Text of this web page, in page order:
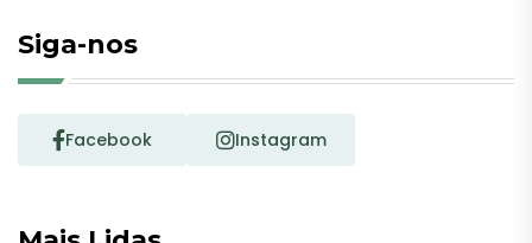
Siga-nos
Facebook Instagram